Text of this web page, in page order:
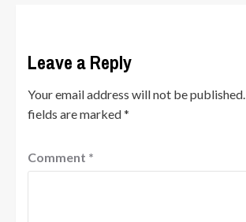
Leave a Reply
Your email address will not be published.
fields are marked*
Comment *